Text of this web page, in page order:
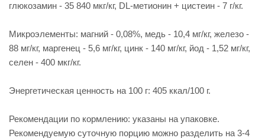
глюкозамин - 35 840 мкг/кг, DL-метионин + цистеин - 7 г/кг.
Микроэлементы: магний - 0,08%, медь - 10,4 мг/кг, железо -
88 мг/кг, маргенец - 5,6 мг/кг, цинк - 140 мг/кг, йод - 1,52 мг/кг,
селен - 400 мкг/кг.
Энергетическая ценность на 100 г: 405 ккал/100 г.
Рекомендации по кормлению: указаны на упаковке.
Рекомендуемую суточную порцию можно разделить на 3-4